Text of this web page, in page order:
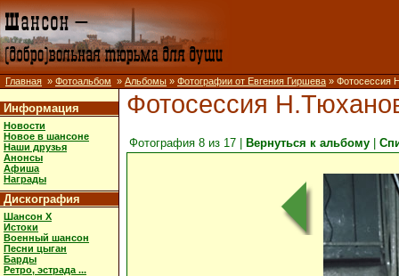
Главная » Фотоальбом » Альбомы » Фотографии от Евгения Гиршева » Фотосессия
Информация
Новости
Новое в шансоне
Наши друзья
Анонсы
Афиша
Награды
Дискография
Шансон X
Истоки
Военный шансон
Песни цыган
Барды
Ретро, эстрада ...
Фотосессия
Фотография 8 из 17 | Вернуться к альбому